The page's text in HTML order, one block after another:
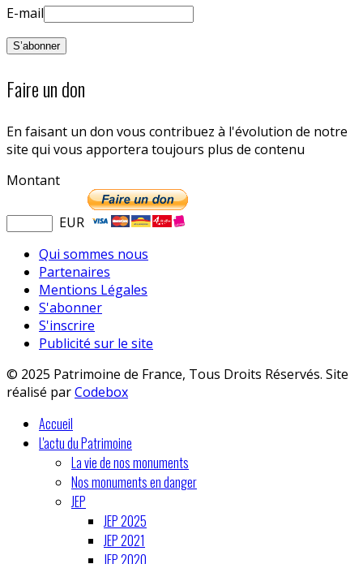
E-mail
Faire un don
En faisant un don vous contribuez à l'évolution de notre
site qui vous apportera toujours plus de contenu
Montant
EUR
Qui sommes nous
Partenaires
Mentions Légales
S'abonner
S'inscrire
Publicité sur le site
© 2025 Patrimoine de France, Tous Droits Réservés. Site
réalisé parCodebox
Accueil
L'actu du Patrimoine
La vie de nos monuments
Nos monuments en danger
JEP
JEP 2025
JEP 2021
JEP 2020